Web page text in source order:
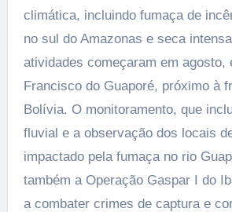
climática, incluindo fumaça de
no sul do Amazonas e seca
atividades começaram em agosto,
Francisco do Guaporé, próximo à
Bolívia. O monitoramento, que
fluvial e a observação dos locais
impactado pela fumaça no rio
também a Operação Gaspar I do
a combater crimes de captura e